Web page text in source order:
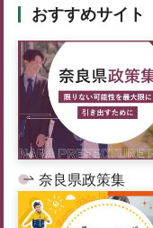
おすすめサイト
奈良県政策集